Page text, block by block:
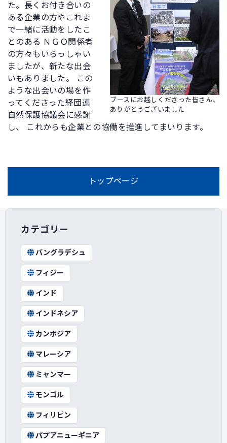
ブースにお越しくださった皆さん、
ありがとうございました
た。長くお付き合いの
ある企業の方やこれま
で一緒に活動をしたこ
とのある ＮＧＯ関係者
の方々もいらっしゃい
ましたが、新たな出会
いもありました。 この
ような出会いの場を作
ってくださった経団連
自然保護協議会に感謝
し、 これからも企業との協働を推進してまいります。
トップページ
カテゴリー
バングラデシュ
フィジー
インド
インドネシア
カンボジア
マレーシア
ミャンマー
モンゴル
フィリピン
パプアニューギニア